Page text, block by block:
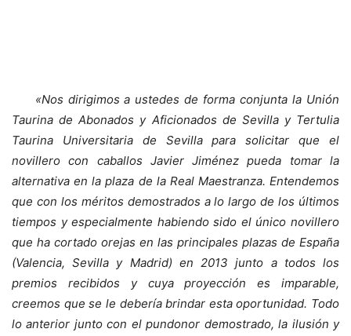
«Nos dirigimos a ustedes de forma conjunta la Unión
Taurina de Abonados y Aficionados de Sevilla y Tertulia
Taurina Universitaria de Sevilla para solicitar que el
novillero con caballos Javier Jiménez pueda tomar la
alternativa en la plaza de la Real Maestranza. Entendemos
que con los méritos demostrados a lo largo de los últimos
tiempos y especialmente habiendo sido el único novillero
que ha cortado orejas en las principales plazas de España
(Valencia, Sevilla y Madrid) en 2013 junto a todos los
premios recibidos y cuya proyección es imparable,
creemos que se le debería brindar esta oportunidad. Todo
lo anterior junto con el pundonor demostrado, la ilusión y